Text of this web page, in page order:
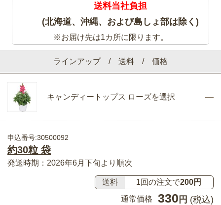
ラインアップ / 送料 / 価格
キャンディートップス ローズを選択
申込番号:30500092
約30粒 袋
発送時期：2026年6月下旬より順次
送料 1回の注文で200円
通常価格
330 円 (税込)
送料当社負担
(北海道、沖縄、および島しょ部は除く)
※お届け先は1カ所に限ります。